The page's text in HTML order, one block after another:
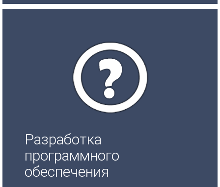
Разработка
программного
обеспечения